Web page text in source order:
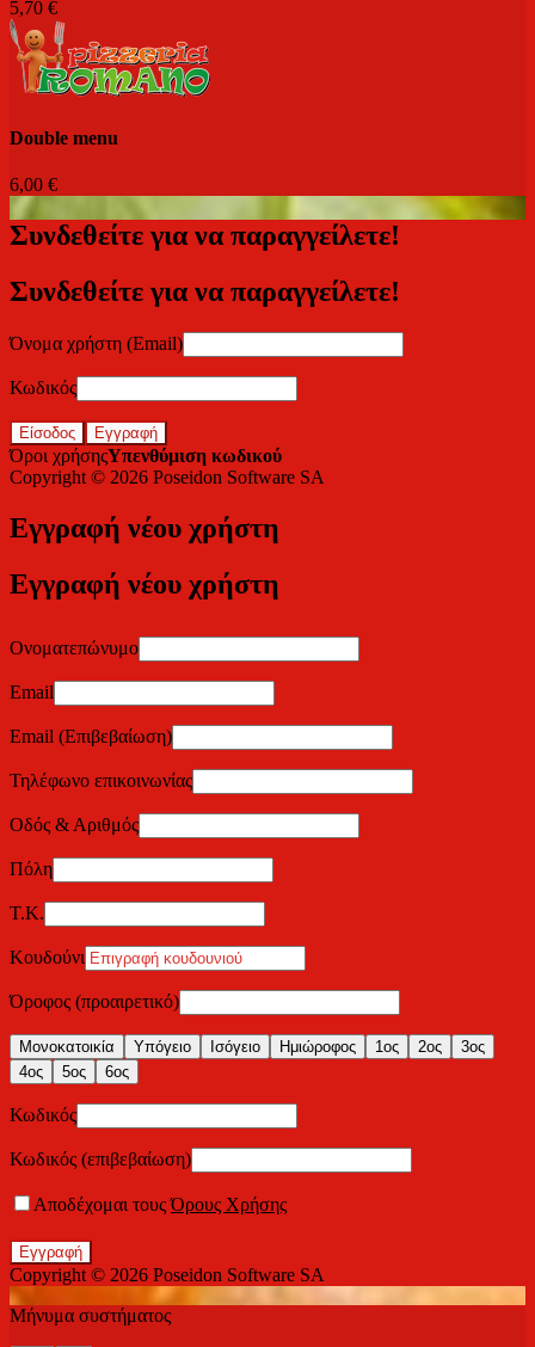
5,70 €
Double menu
6,00 €
Συνδεθείτε για να παραγγείλετε!
Συνδεθείτε για να παραγγείλετε!
Όνομα χρήστη (Email)
Κωδικός
Είσοδος Εγγραφή
Όροι χρήσηςΥπενθύμιση κωδικού
Copyright © 2026 Poseidon Software SA
Εγγραφή νέου χρήστη
Εγγραφή νέου χρήστη
Ονοματεπώνυμο
Email
Email (Επιβεβαίωση)
Τηλέφωνο επικοινωνίας
Οδός & Αριθμός
Πόλη
Τ.Κ.
Κουδούνι
Όροφος (προαιρετικό)
Μονοκατοικία Υπόγειο Ισόγειο Ημιώροφος 1ος 2ος
3ος
4ος
5ος 6ος
Κωδικός
Κωδικός (επιβεβαίωση)
Αποδέχομαι τουςΌρους Χρήσης
Εγγραφή
Copyright © 2026 Poseidon Software SA
Μήνυμα συστήματος